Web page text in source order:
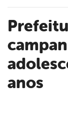
Prefeitura de Flores reforça
anos